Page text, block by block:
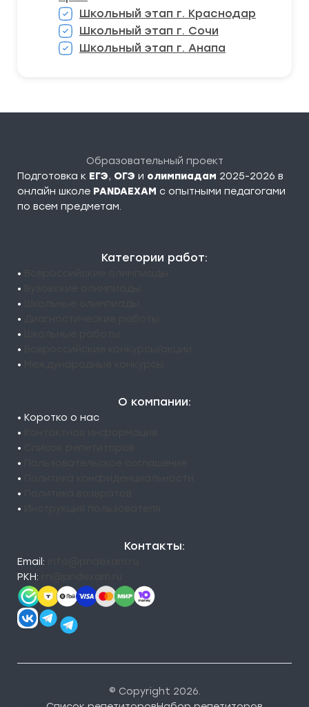
Школьный этап г. Краснодар
Школьный этап г. Сочи
Школьный этап г. Анапа
Образовательный проект
Подготовка к ЕГЭ, ОГЭ и олимпиадам 2025-2026 в
онлайн школе PANDAEXAM c опытными педагогами
по всем предметам.
Категории работ:
•
•
•
•
•
•
•
О компании:
• Коротко о нас
•
•
•
•
•
•
Контакты:
Email:
РКН:
© Copyright 2026.